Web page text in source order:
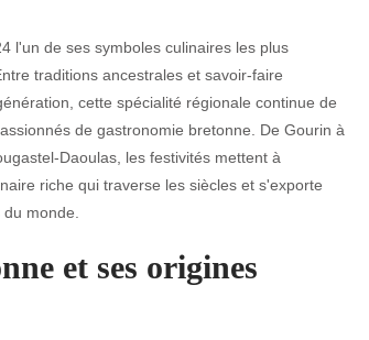
l'un de ses symboles culinaires les plus
traditions ancestrales et savoir-faire
cette spécialité régionale continue de
de gastronomie bretonne. De Gourin à
Daoulas, les festivités mettent à
riche qui traverse les siècles et s'exporte
monde.
et ses origines